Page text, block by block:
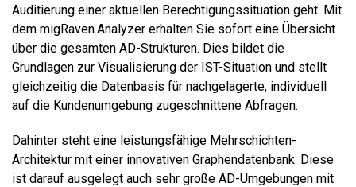
Auditierung einer aktuellen Berechtigungssituation geht. Mit
dem migRaven.Analyzer erhalten Sie sofort eine Übersicht
über die gesamten AD-Strukturen. Dies bildet die
Grundlagen zur Visualisierung der IST-Situation und stellt
gleichzeitig die Datenbasis für nachgelagerte, individuell
auf die Kundenumgebung zugeschnittene Abfragen.
Dahinter steht eine leistungsfähige Mehrschichten-
Architektur mit einer innovativen Graphendatenbank. Diese
ist darauf ausgelegt auch sehr große AD-Umgebungen mit